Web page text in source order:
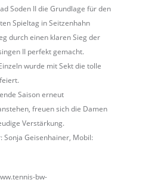
Soden II die Grundlage für den
Spieltag in Seitzenhahn
durch einen klaren Sieg der
II perfekt gemacht.
wurde mit Sekt die tolle
Saison erneut
freuen sich die Damen
Verstärkung.
Sonja Geisenhainer, Mobil:
bw-